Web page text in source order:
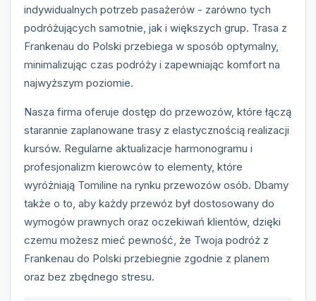
indywidualnych potrzeb pasażerów - zarówno tych
podróżujących samotnie, jak i większych grup. Trasa z
Frankenau do Polski przebiega w sposób optymalny,
minimalizując czas podróży i zapewniając komfort na
najwyższym poziomie.
Nasza firma oferuje dostęp do przewozów, które łączą
starannie zaplanowane trasy z elastycznością realizacji
kursów. Regularne aktualizacje harmonogramu i
profesjonalizm kierowców to elementy, które
wyróżniają Tomiline na rynku przewozów osób. Dbamy
także o to, aby każdy przewóz był dostosowany do
wymogów prawnych oraz oczekiwań klientów, dzięki
czemu możesz mieć pewność, że Twoja podróż z
Frankenau do Polski przebiegnie zgodnie z planem
oraz bez zbędnego stresu.